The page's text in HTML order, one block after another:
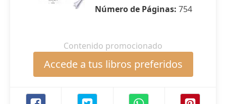
Número de Páginas: 754
Contenido promocionado
Accede a tus libros preferidos